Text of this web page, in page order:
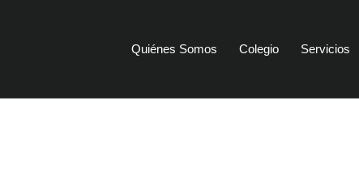
Quiénes Somos Colegio Servicios